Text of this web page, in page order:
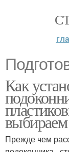
Как
Прежде чем